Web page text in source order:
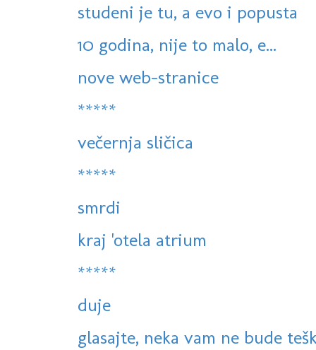
studeni je tu, a evo i popusta
10 godina, nije to malo, e...
nove web-stranice
*****
večernja sličica
*****
smrdi
kraj 'otela atrium
*****
duje
glasajte, neka vam ne bude